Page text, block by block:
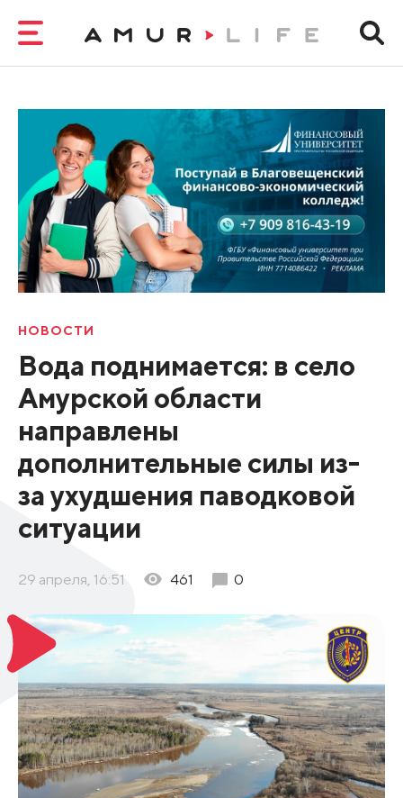
НОВОСТИ
Вода поднимается: в село
Амурской области
направлены
дополнительные силы из-
за ухудшения паводковой
ситуации
29 апреля, 16:51 461 0